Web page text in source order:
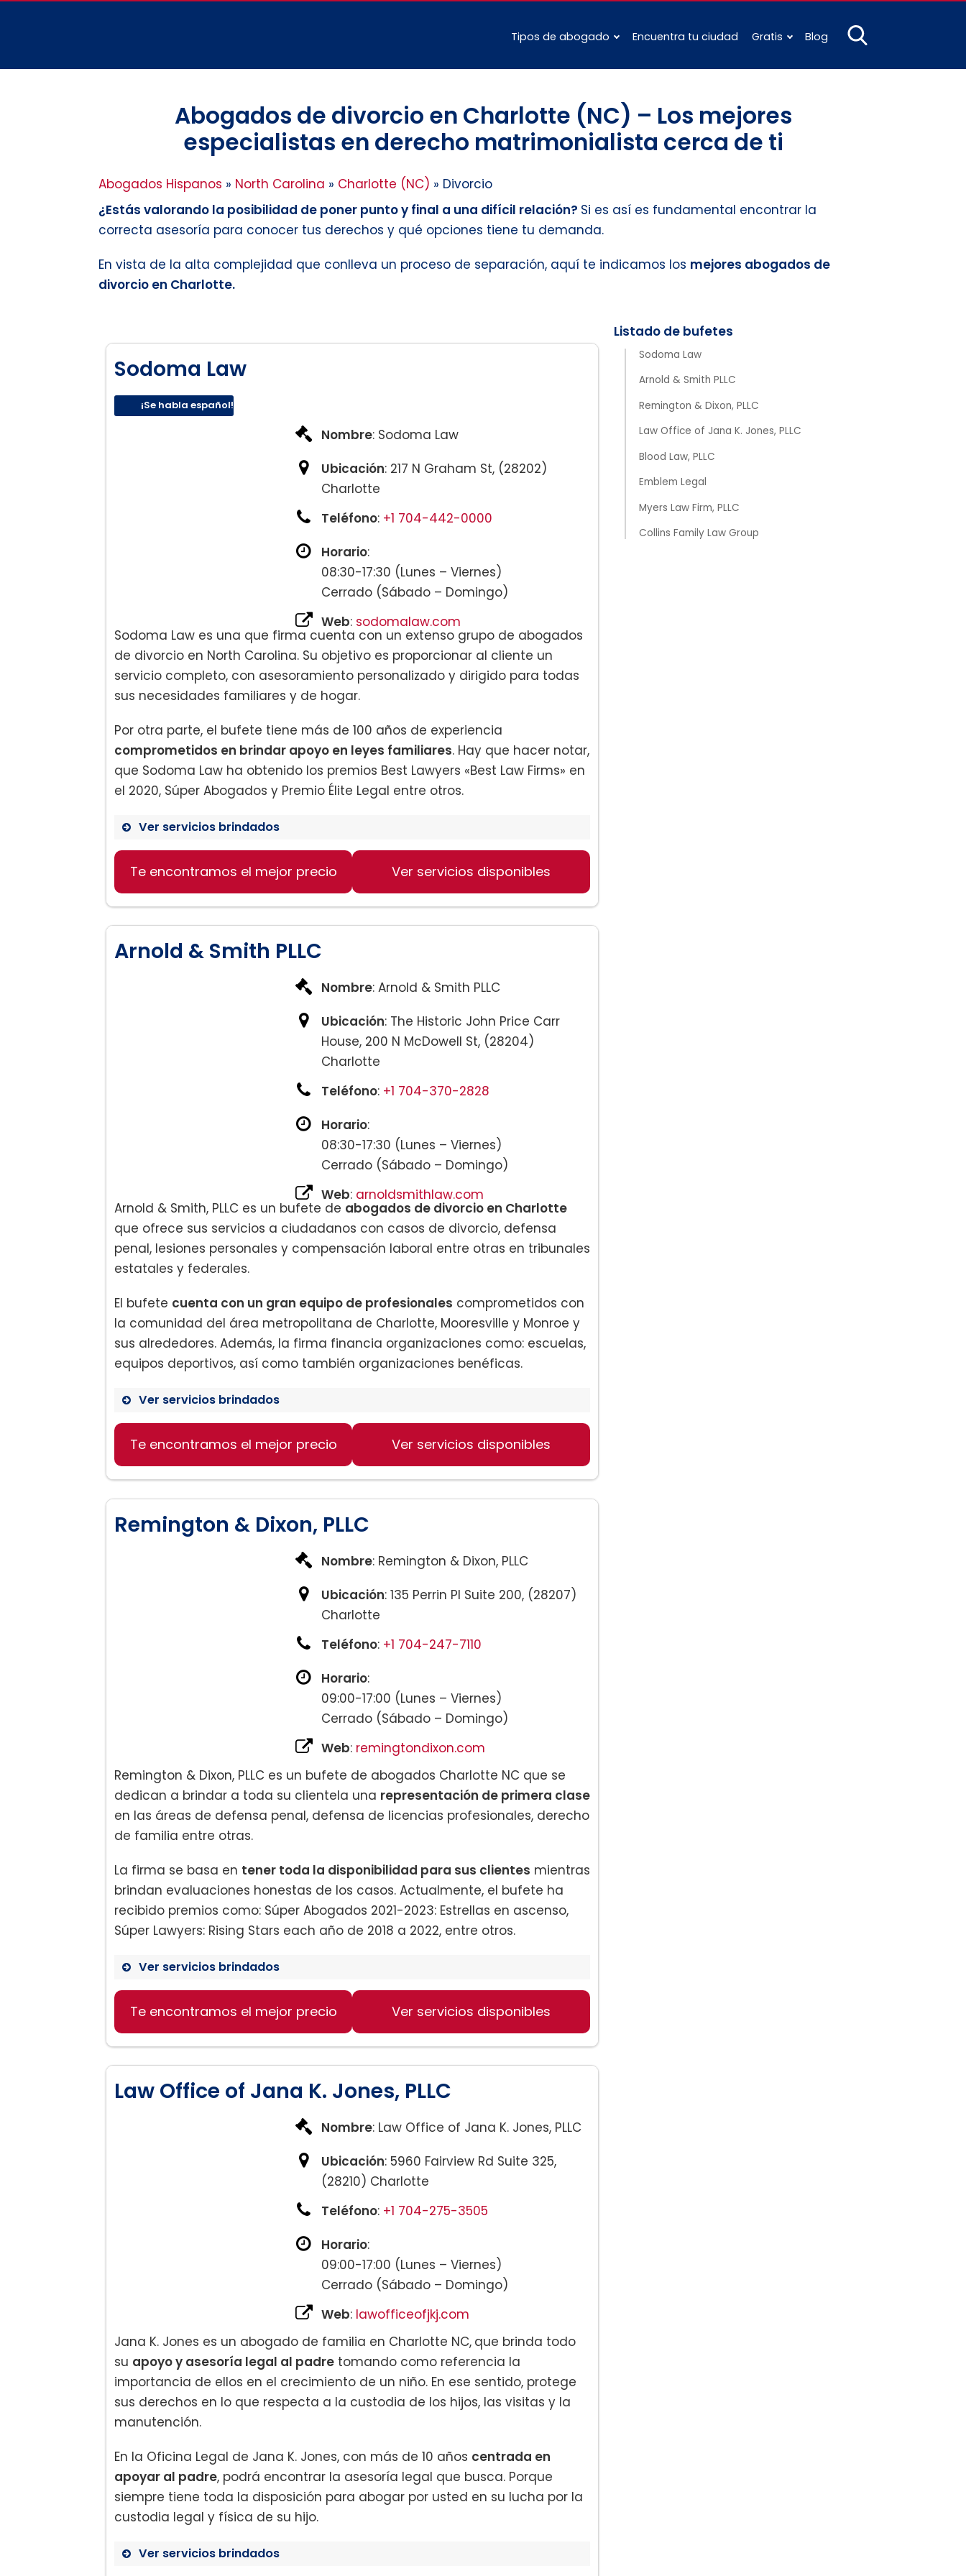
Tipos de abogado Encuentra tu ciudad Gratis Blog
Abogados de divorcio en Charlotte (NC) – Los mejores
especialistas en derecho matrimonialista cerca de ti
Abogados Hispanos » North Carolina » Charlotte (NC) » Divorcio
¿Estás valorando la posibilidad de poner punto y final a una difícil relación? Si es así es fundamental encontrar la
correcta asesoría para conocer tus derechos y qué opciones tiene tu demanda.
En vista de la alta complejidad que conlleva un proceso de separación, aquí te indicamos los mejores abogados de
divorcio en Charlotte.
Sodoma Law
Arnold & Smith PLLC
Remington & Dixon, PLLC
Law Office of Jana K. Jones, PLLC
Blood Law, PLLC
Emblem Legal
Myers Law Firm, PLLC
Collins Family Law Group
Sodoma Law
¡Se habla español!
Nombre: Sodoma Law
Ubicación: 217 N Graham St, (28202)
Charlotte
Teléfono: +1 704-442-0000
Horario:
08:30-17:30 (Lunes – Viernes)
Cerrado (Sábado – Domingo)
Web: sodomalaw.com
Sodoma Law es una que firma cuenta con un extenso grupo de abogados
de divorcio en North Carolina. Su objetivo es proporcionar al cliente un
servicio completo, con asesoramiento personalizado y dirigido para todas
sus necesidades familiares y de hogar.
Por otra parte, el bufete tiene más de 100 años de experiencia
comprometidos en brindar apoyo en leyes familiares. Hay que hacer notar,
que Sodoma Law ha obtenido los premios Best Lawyers «Best Law Firms» en
el 2020, Súper Abogados y Premio Élite Legal entre otros.
Ver servicios brindados
Divorcio:
Manutención de los hijos:
Planificación patrimonial:
Acuerdos de separación:
Te encontramos el mejor precio Ver servicios disponibles
Arnold & Smith PLLC
Nombre: Arnold & Smith PLLC
Ubicación: The Historic John Price Carr
House, 200 N McDowell St, (28204)
Charlotte
Teléfono: +1 704-370-2828
Horario:
08:30-17:30 (Lunes – Viernes)
Cerrado (Sábado – Domingo)
Web: arnoldsmithlaw.com
Arnold & Smith, PLLC es un bufete de abogados de divorcio en Charlotte
que ofrece sus servicios a ciudadanos con casos de divorcio, defensa
penal, lesiones personales y compensación laboral entre otras en tribunales
estatales y federales.
El bufete cuenta con un gran equipo de profesionales comprometidos con
la comunidad del área metropolitana de Charlotte, Mooresville y Monroe y
sus alrededores. Además, la firma financia organizaciones como: escuelas,
equipos deportivos, así como también organizaciones benéficas.
Ver servicios brindados
Divorcio:
Manutención de los hijos:
Te encontramos el mejor precio Ver servicios disponibles
Remington & Dixon, PLLC
Nombre: Remington & Dixon, PLLC
Ubicación: 135 Perrin Pl Suite 200, (28207)
Charlotte
Teléfono: +1 704-247-7110
Horario:
09:00-17:00 (Lunes – Viernes)
Cerrado (Sábado – Domingo)
Web: remingtondixon.com
Remington & Dixon, PLLC es un bufete de abogados Charlotte NC que se
dedican a brindar a toda su clientela una representación de primera clase
en las áreas de defensa penal, defensa de licencias profesionales, derecho
de familia entre otras.
La firma se basa en tener toda la disponibilidad para sus clientes mientras
brindan evaluaciones honestas de los casos. Actualmente, el bufete ha
recibido premios como: Súper Abogados 2021-2023: Estrellas en ascenso,
Súper Lawyers: Rising Stars each año de 2018 a 2022, entre otros.
Ver servicios brindados
Divorcio:
Manutención de los hijos:
Acuerdos prenupciales y postnupciales:
Te encontramos el mejor precio Ver servicios disponibles
Law Office of Jana K. Jones, PLLC
Nombre: Law Office of Jana K. Jones, PLLC
Ubicación: 5960 Fairview Rd Suite 325,
(28210) Charlotte
Teléfono: +1 704-275-3505
Horario:
09:00-17:00 (Lunes – Viernes)
Cerrado (Sábado – Domingo)
Web: lawofficeofjkj.com
Jana K. Jones es un abogado de familia en Charlotte NC, que brinda todo
su apoyo y asesoría legal al padre tomando como referencia la
importancia de ellos en el crecimiento de un niño. En ese sentido, protege
sus derechos en lo que respecta a la custodia de los hijos, las visitas y la
manutención.
En la Oficina Legal de Jana K. Jones, con más de 10 años centrada en
apoyar al padre, podrá encontrar la asesoría legal que busca. Porque
siempre tiene toda la disposición para abogar por usted en su lucha por la
custodia legal y física de su hijo.
Ver servicios brindados